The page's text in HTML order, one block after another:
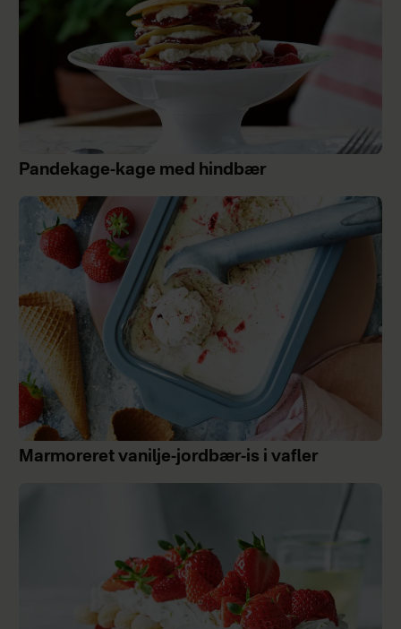
Pandekage-kage med hindbær
Marmoreret vanilje-jordbær-is i vafler